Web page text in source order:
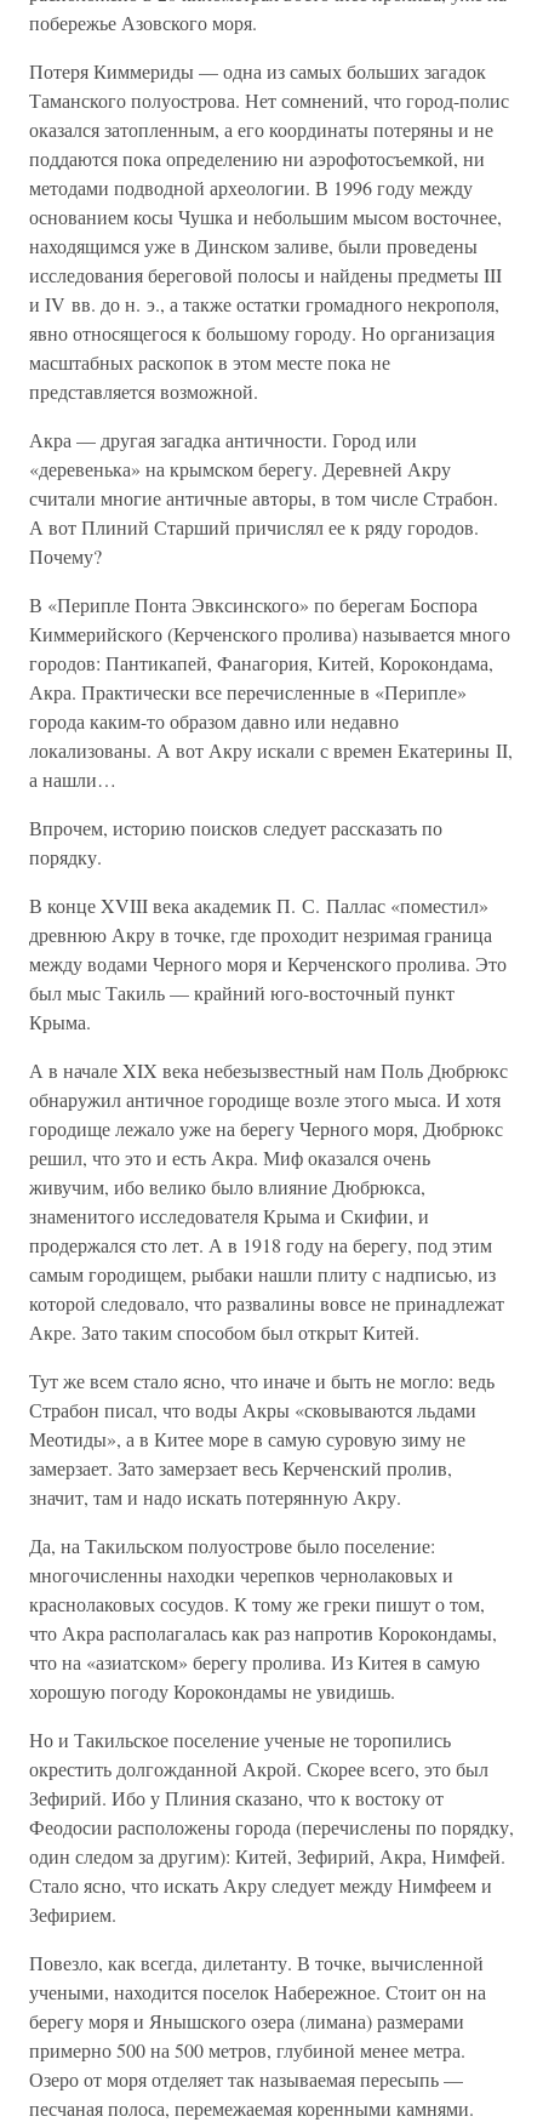
побережье Азовского моря.
Потеря Киммериды — одна из самых больших загадок
Таманского полуострова. Нет сомнений, что город-полис
оказался затопленным, а его координаты потеряны и не
поддаются пока определению ни аэрофотосъемкой, ни
методами подводной археологии. В 1996 году между
основанием косы Чушка и небольшим мысом восточнее,
находящимся уже в Динском заливе, были проведены
исследования береговой полосы и найдены предметы III
и IV вв. до н. э., а также остатки громадного некрополя,
явно относящегося к большому городу. Но организация
масштабных раскопок в этом месте пока не
представляется возможной.
Акра — другая загадка античности. Город или
«деревенька» на крымском берегу. Деревней Акру
считали многие античные авторы, в том числе Страбон.
А вот Плиний Старший причислял ее к ряду городов.
Почему?
В «Перипле Понта Эвксинского» по берегам Боспора
Киммерийского (Керченского пролива) называется много
городов: Пантикапей, Фанагория, Китей, Корокондама,
Акра. Практически все перечисленные в «Перипле»
города каким-то образом давно или недавно
локализованы. А вот Акру искали с времен Екатерины II,
а нашли…
Впрочем, историю поисков следует рассказать по
порядку.
В конце XVIII века академик П. С. Паллас «поместил»
древнюю Акру в точке, где проходит незримая граница
между водами Черного моря и Керченского пролива. Это
был мыс Такиль — крайний юго-восточный пункт
Крыма.
А в начале XIX века небезызвестный нам Поль Дюбрюкс
обнаружил античное городище возле этого мыса. И хотя
городище лежало уже на берегу Черного моря, Дюбрюкс
решил, что это и есть Акра. Миф оказался очень
живучим, ибо велико было влияние Дюбрюкса,
знаменитого исследователя Крыма и Скифии, и
продержался сто лет. А в 1918 году на берегу, под этим
самым городищем, рыбаки нашли плиту с надписью, из
которой следовало, что развалины вовсе не принадлежат
Акре. Зато таким способом был открыт Китей.
Тут же всем стало ясно, что иначе и быть не могло: ведь
Страбон писал, что воды Акры «сковываются льдами
Меотиды», а в Китее море в самую суровую зиму не
замерзает. Зато замерзает весь Керченский пролив,
значит, там и надо искать потерянную Акру.
Да, на Такильском полуострове было поселение:
многочисленны находки черепков чернолаковых и
краснолаковых сосудов. К тому же греки пишут о том,
что Акра располагалась как раз напротив Корокондамы,
что на «азиатском» берегу пролива. Из Китея в самую
хорошую погоду Корокондамы не увидишь.
Но и Такильское поселение ученые не торопились
окрестить долгожданной Акрой. Скорее всего, это был
Зефирий. Ибо у Плиния сказано, что к востоку от
Феодосии расположены города (перечислены по порядку,
один следом за другим): Китей, Зефирий, Акра, Нимфей.
Стало ясно, что искать Акру следует между Нимфеем и
Зефирием.
Повезло, как всегда, дилетанту. В точке, вычисленной
учеными, находится поселок Набережное. Стоит он на
берегу моря и Янышского озера (лимана) размерами
примерно 500 на 500 метров, глубиной менее метра.
Озеро от моря отделяет так называемая пересыпь —
песчаная полоса, перемежаемая коренными камнями.